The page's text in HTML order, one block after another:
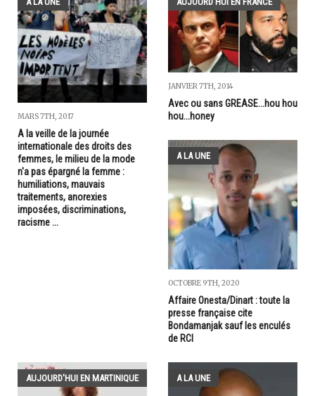
MARS 7TH, 2017
A la veille de la journée
internationale des droits des
femmes, le milieu de la mode
n'a pas épargné la femme :
humiliations, mauvais
traitements, anorexies
imposées, discriminations,
racisme ...
JANVIER 7TH, 2014
Avec ou sans GREASE...hou hou
hou...honey
A LA UNE
OCTOBRE 9TH, 2020
Affaire Onesta/Dinart : toute la
presse française cite
Bondamanjak sauf les enculés
de RCI
AUJOURD'HUI EN MARTINIQUE A LA UNE